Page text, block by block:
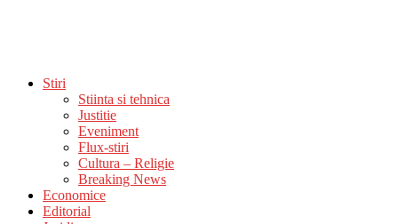
Stiri
Stiinta si tehnica
Justitie
Eveniment
Flux-stiri
Cultura – Religie
Breaking News
Economice
Editorial